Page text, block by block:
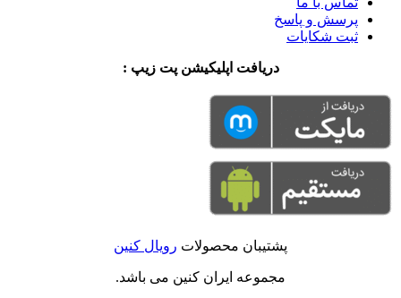
پرسش و پاسخ
ثبت شکایات
دریافت اپلیکیشن پت زیپ :
پشتیبان محصولات رویال کنین
مجموعه ایران کنین می باشد.